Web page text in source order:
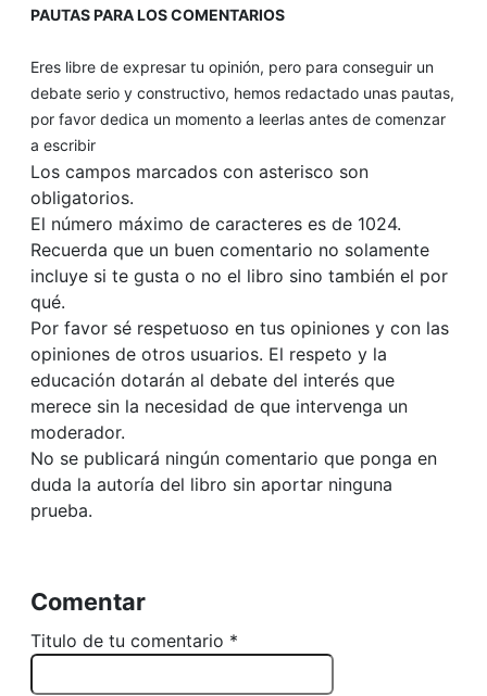
PAUTAS PARA LOS COMENTARIOS
Eres libre de expresar tu opinión, pero para conseguir un
debate serio y constructivo, hemos redactado unas pautas,
por favor dedica un momento a leerlas antes de comenzar
a escribir
Los campos marcados con asterisco son
obligatorios.
El número máximo de caracteres es de 1024.
Recuerda que un buen comentario no solamente
incluye si te gusta o no el libro sino también el por
qué.
Por favor sé respetuoso en tus opiniones y con las
opiniones de otros usuarios. El respeto y la
educación dotarán al debate del interés que
merece sin la necesidad de que intervenga un
moderador.
No se publicará ningún comentario que ponga en
duda la autoría del libro sin aportar ninguna
prueba.
Comentar
Titulo de tu comentario *